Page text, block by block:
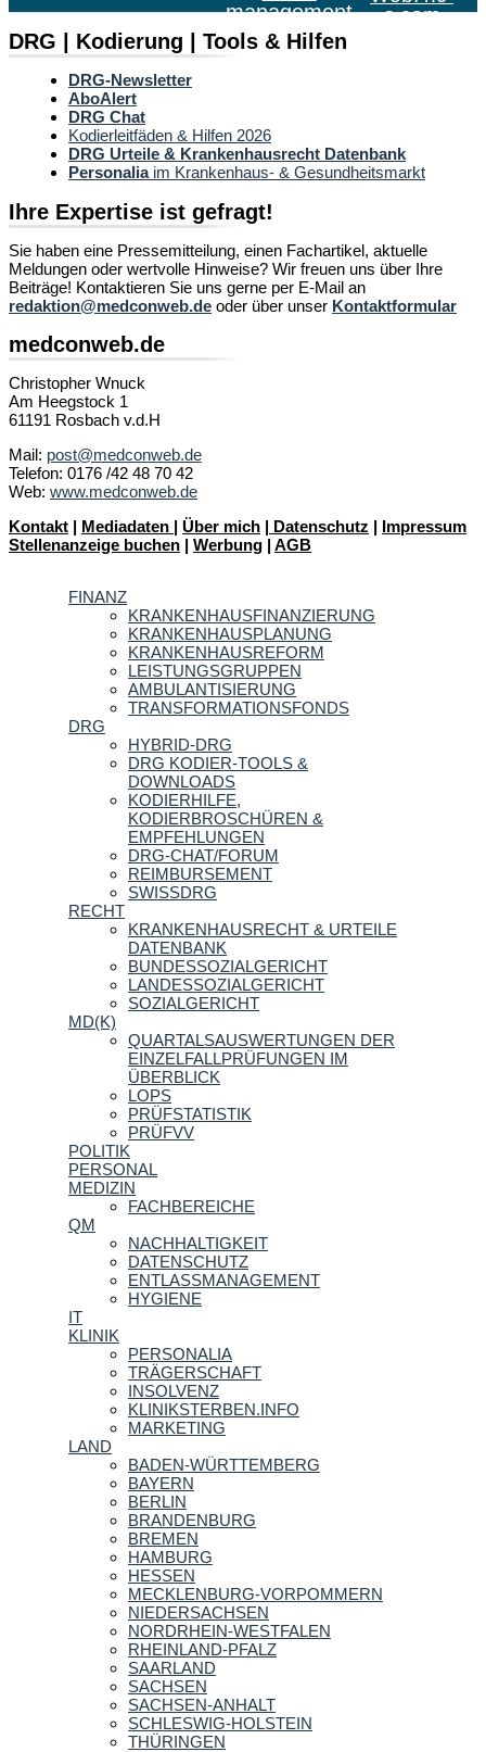
management
s.com
DRG | Kodierung | Tools & Hilfen
DRG-Newsletter
AboAlert
DRG Chat
Kodierleitfäden & Hilfen 2026
DRG Urteile & Krankenhausrecht Datenbank
Personaliaim Krankenhaus- & Gesundheitsmarkt
Ihre Expertise ist gefragt!
Sie haben eine Pressemitteilung, einen Fachartikel, aktuelle
Meldungen oder wertvolle Hinweise? Wir freuen uns über Ihre
Beiträge! Kontaktieren Sie uns gerne per E-Mail an
redaktion@medconweb.de oder über unser Kontaktformular
medconweb.de
Christopher Wnuck
Am Heegstock 1
61191 Rosbach v.d.H
Mail: post@medconweb.de
Telefon: 0176 /42 48 70 42
Web: www.medconweb.de
Kontakt | Mediadaten | Über mich | Datenschutz | Impressum
Stellenanzeige buchen | Werbung | AGB
FINANZ
KRANKENHAUSFINANZIERUNG
KRANKENHAUSPLANUNG
KRANKENHAUSREFORM
LEISTUNGSGRUPPEN
AMBULANTISIERUNG
TRANSFORMATIONSFONDS
DRG
HYBRID-DRG
DRG KODIER-TOOLS &
DOWNLOADS
KODIERHILFE,
KODIERBROSCHÜREN &
EMPFEHLUNGEN
DRG-CHAT/FORUM
REIMBURSEMENT
SWISSDRG
RECHT
KRANKENHAUSRECHT & URTEILE
DATENBANK
BUNDESSOZIALGERICHT
LANDESSOZIALGERICHT
SOZIALGERICHT
MD(K)
QUARTALSAUSWERTUNGEN DER
EINZELFALLPRÜFUNGEN IM
ÜBERBLICK
LOPS
PRÜFSTATISTIK
PRÜFVV
POLITIK
PERSONAL
MEDIZIN
FACHBEREICHE
QM
NACHHALTIGKEIT
DATENSCHUTZ
ENTLASSMANAGEMENT
HYGIENE
IT
KLINIK
PERSONALIA
TRÄGERSCHAFT
INSOLVENZ
KLINIKSTERBEN.INFO
MARKETING
LAND
BADEN-WÜRTTEMBERG
BAYERN
BERLIN
BRANDENBURG
BREMEN
HAMBURG
HESSEN
MECKLENBURG-VORPOMMERN
NIEDERSACHSEN
NORDRHEIN-WESTFALEN
RHEINLAND-PFALZ
SAARLAND
SACHSEN
SACHSEN-ANHALT
SCHLESWIG-HOLSTEIN
THÜRINGEN